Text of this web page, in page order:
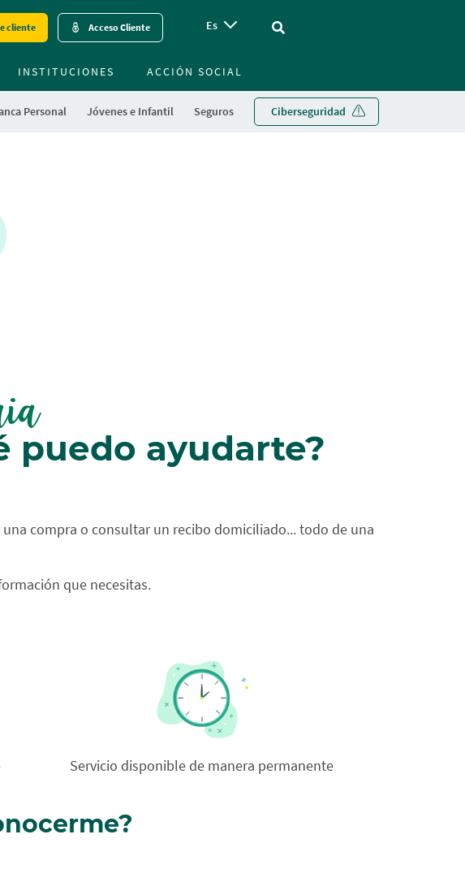
cliente Acceso Cliente Es Vinculo - Buscar en la web
Personal Jóvenes e Infantil Seguros Ciberseguridad
INSTITUCIONES ACCIÓN SOCIAL
puedo ayudarte?
compra o consultar un recibo domiciliado... todo de una
que necesitas.
Servicio disponible de manera permanente